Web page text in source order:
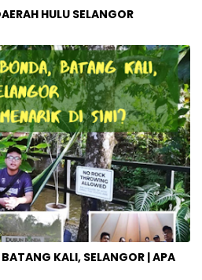
HULU SELANGOR
KALI, SELANGOR | APA